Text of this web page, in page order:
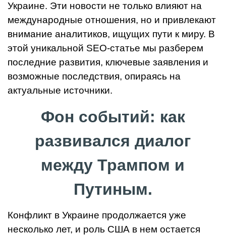
Украине. Эти новости не только влияют на
международные отношения, но и привлекают
внимание аналитиков, ищущих пути к миру. В
этой уникальной SEO-статье мы разберем
последние развития, ключевые заявления и
возможные последствия, опираясь на
актуальные источники.
Фон событий: как
развивался диалог
между Трампом и
Путиным.
Конфликт в Украине продолжается уже
несколько лет, и роль США в нем остается